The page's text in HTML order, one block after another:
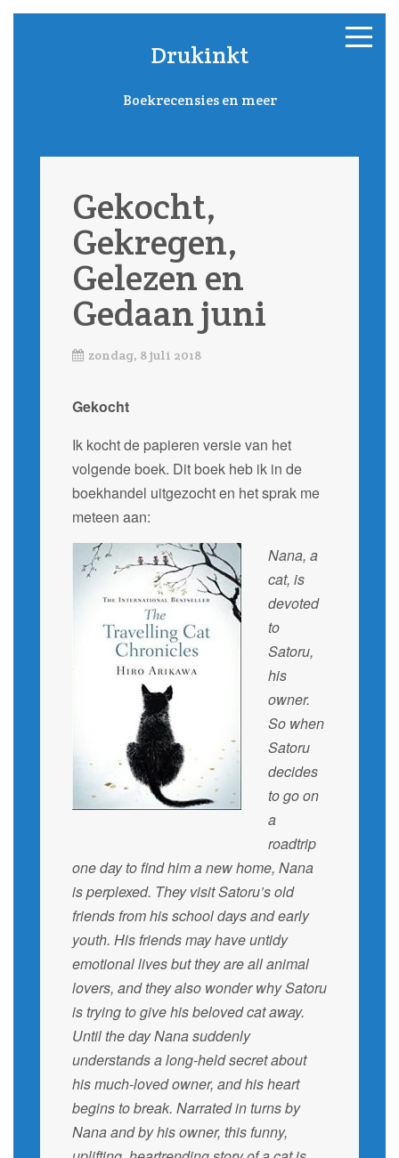
Drukinkt
Boekrecensies en meer
Gekocht,
Gekregen,
Gelezen en
Gedaan juni
zondag, 8 juli 2018
Gekocht
Ik kocht de papieren versie van het
volgende boek. Dit boek heb ik in de
boekhandel uitgezocht en het sprak me
meteen aan:
Nana, a
cat, is
devoted
to
Satoru,
his
owner.
So when
Satoru
decides
to go on
a
roadtrip
one day to find him a new home, Nana
is perplexed. They visit Satoru’s old
friends from his school days and early
youth. His friends may have untidy
emotional lives but they are all animal
lovers, and they also wonder why Satoru
is trying to give his beloved cat away.
Until the day Nana suddenly
understands a long-held secret about
his much-loved owner, and his heart
begins to break. Narrated in turns by
Nana and by his owner, this funny,